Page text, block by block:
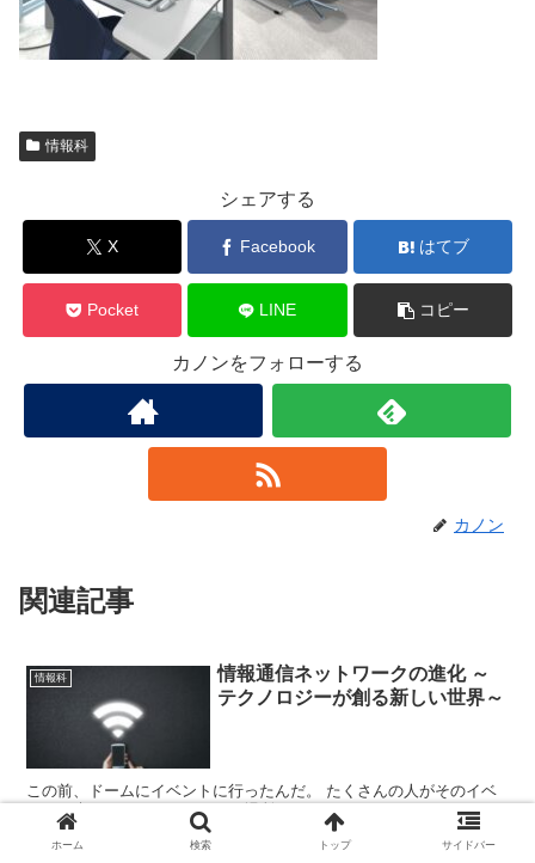
情報科
シェアする
X Facebook はてブ
Pocket LINE コピー
カノンをフォローする
カノン
関連記事
情報科
情報通信ネットワークの進化 ～
テクノロジーが創る新しい世界～
この前、ドームにイベントに行ったんだ。 たくさんの人がそのイベ
ントに来ていたんだけど、その場所でインターネットにつなごうとし
たらなかなかつながらなくて、友達と連絡を取るのに苦労したよ。
そういうことってたまにあるよね。 どうしてそういうこと...
ホーム 検索 トップ サイドバー